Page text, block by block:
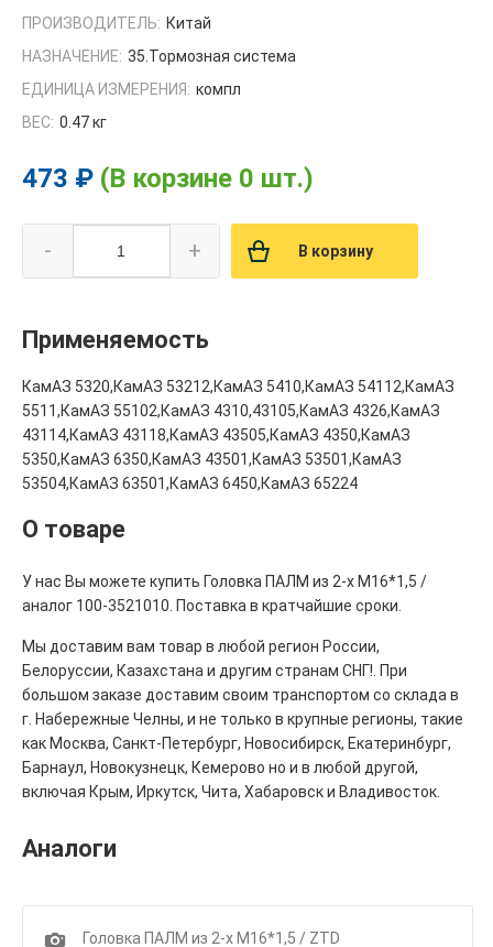
ПРОИЗВОДИТЕЛЬ: Китай
НАЗНАЧЕНИЕ: 35.Тормозная система
ЕДИНИЦА ИЗМЕРЕНИЯ: компл
ВЕС: 0.47 кг
473 ₽ (В корзине 0 шт.)
- + В корзину
Применяемость
КамАЗ 5320,КамАЗ 53212,КамАЗ 5410,КамАЗ 54112,КамАЗ
5511,КамАЗ 55102,КамАЗ 4310,43105,КамАЗ 4326,КамАЗ
43114,КамАЗ 43118,КамАЗ 43505,КамАЗ 4350,КамАЗ
5350,КамАЗ 6350,КамАЗ 43501,КамАЗ 53501,КамАЗ
53504,КамАЗ 63501,КамАЗ 6450,КамАЗ 65224
О товаре
У нас Вы можете купить Головка ПАЛМ из 2-х М16*1,5 /
аналог 100-3521010. Поставка в кратчайшие сроки.
Мы доставим вам товар в любой регион России,
Белоруссии, Казахстана и другим странам СНГ!. При
большом заказе доставим своим транспортом со склада в
г. Набережные Челны, и не только в крупные регионы, такие
как Москва, Санкт-Петербург, Новосибирск, Екатеринбург,
Барнаул, Новокузнецк, Кемерово но и в любой другой,
включая Крым, Иркутск, Чита, Хабаровск и Владивосток.
Аналоги
1 Головка ПАЛМ из 2-х М16*1,5 / ZTD